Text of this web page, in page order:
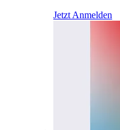
Jetzt Anmelden